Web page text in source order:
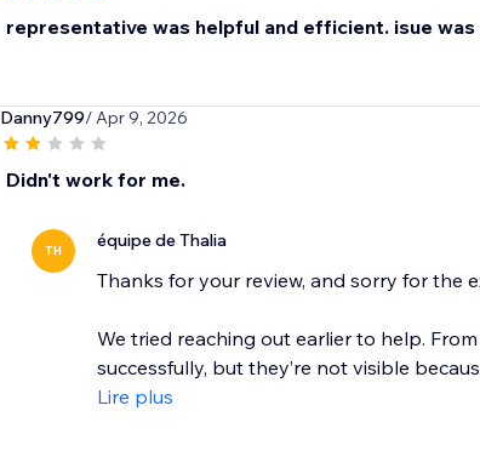
representative was helpful and efficient. isue
Danny799/ Apr 9, 2026
Didn't work for me.
TH équipe de Thalia
Thanks for your review, and sorry for the
We tried reaching out earlier to help.
successfully, but they’re not visible
Lire plus